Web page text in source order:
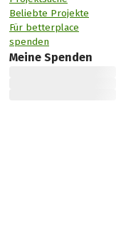
Beliebte Projekte
Für betterplace
spenden
Meine Spenden